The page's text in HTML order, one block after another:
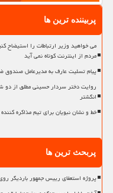
پربیننده ترین ها
می خواهید وزیر ارتباطات را استیضاح
مردم از اینترنت کوتاه نمی آید
پیام تسلیت عارف به مدیرعامل صندوق
روایت دختر سردار حسینی مطلق از دو
انگشتر
خط و نشان نبویان برای تیم مذاکره
پربحث ترین ها
پروژه استعفای رییس جمهور باردیگر